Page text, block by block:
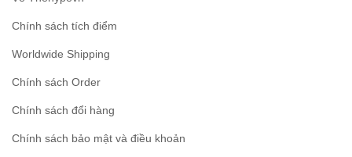
Chính sách tích điểm
Worldwide Shipping
Chính sách Order
Chính sách đổi hàng
Chính sách bảo mật và điều khoản